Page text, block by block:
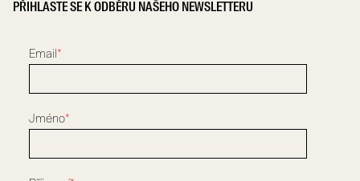
PŘIHLASTE SE K ODBĚRU NAŠEHO NEWSLETTERU
Email*
Jméno*